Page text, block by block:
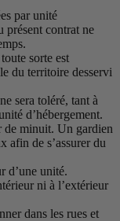
par unité
présent contrat ne
sorte est
du territoire desservi
sera toléré, tant à
d’hébergement.
de minuit. Un gardien
afin de s’assurer du
d’une unité.
ni à l’extérieur
dans les rues et